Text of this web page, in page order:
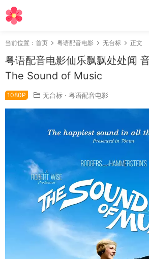
当前位置： 首页 粤语配音电影 无台标 正文
粤语配音电影仙乐飘飘处处闻
The Sound of Music
1080P 无台标 · 粤语配音电影